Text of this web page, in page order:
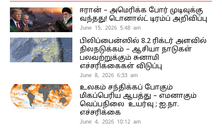
ஈரான் – அமெரிக்க போர் முடிவுக்கு
வந்தது! டொனால்ட் டிரம்ப் அறிவிப்பு
June 15, 2026 5:48 am
பிலிப்பைன்ஸில் 8.2 ரிக்டர் அளவில்
நிலநடுக்கம் – ஆசியா நாடுகள்
பலவற்றுக்கும் சுனாமி
எச்சரிக்கைகள் விடுப்பு
June 8, 2026 6:33 am
உலகம் சந்திக்கப் போகும்
மிகப்பெரிய ஆபத்து – எமனாகும்
வெப்பநிலை உயர்வு ; ஐ.நா.
எச்சரிக்கை
June 4, 2026 10:12 am